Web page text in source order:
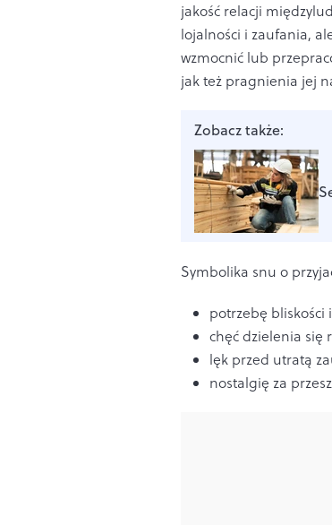
jakość relacji
lojalności i zaufania,
wzmocnić lub
jak też pragnienia jej
Zobacz także:
Symbolika snu o
potrzebę bliskości
chęć dzielenia się
lęk przed utratą
nostalgię za